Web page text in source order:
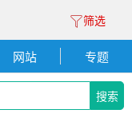
筛选
网站 专题
搜索